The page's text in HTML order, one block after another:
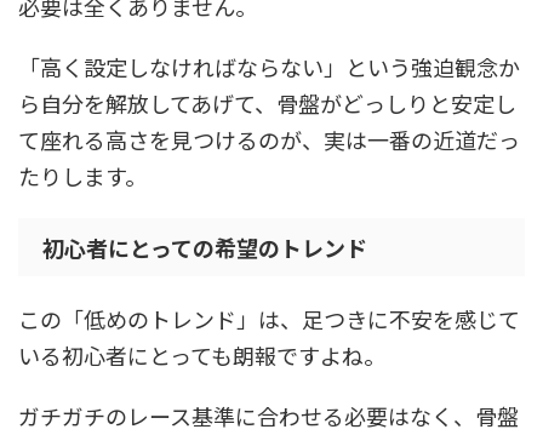
必要は全くありません。
「高く設定しなければならない」という強迫観念か
ら自分を解放してあげて、骨盤がどっしりと安定し
て座れる高さを見つけるのが、実は一番の近道だっ
たりします。
初心者にとっての希望のトレンド
この「低めのトレンド」は、足つきに不安を感じて
いる初心者にとっても朗報ですよね。
ガチガチのレース基準に合わせる必要はなく、骨盤